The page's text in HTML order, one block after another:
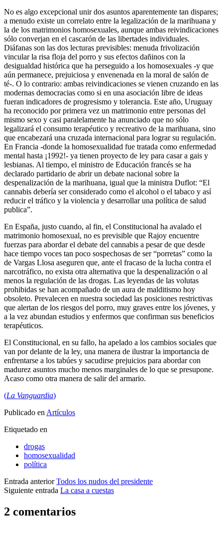
No es algo excepcional unir dos asuntos aparentemente tan dispares;
a menudo existe un correlato entre la legalización de la marihuana y
la de los matrimonios homosexuales, aunque ambas reivindicaciones
sólo converjan en el cascarón de las libertades individuales.
Diáfanas son las dos lecturas previsibles: menuda frivolización
vincular la risa floja del porro y sus efectos dañinos con la
desigualdad histórica que ha perseguido a los homosexuales -y que
aún permanece, prejuiciosa y envenenada en la moral de salón de
té-. O lo contrario: ambas reivindicaciones se vienen cruzando en las
modernas democracias como si en una asociación libre de ideas
fueran indicadores de progresismo y tolerancia. Este año, Uruguay
ha reconocido por primera vez un matrimonio entre personas del
mismo sexo y casi paralelamente ha anunciado que no sólo
legalizará el consumo terapéutico y recreativo de la marihuana, sino
que encabezará una cruzada internacional para lograr su regulación.
En Francia -donde la homosexualidad fue tratada como enfermedad
mental hasta ¡1992!- ya tienen proyecto de ley para casar a gais y
lesbianas. Al tiempo, el ministro de Educación francés se ha
declarado partidario de abrir un debate nacional sobre la
despenalización de la marihuana, igual que la ministra Duflot: “El
cannabis debería ser considerado como el alcohol o el tabaco y así
reducir el tráfico y la violencia y desarrollar una política de salud
publica”.
En España, justo cuando, al fin, el Constitucional ha avalado el
matrimonio homosexual, no es previsible que Rajoy encuentre
fuerzas para abordar el debate del cannabis a pesar de que desde
hace tiempo voces tan poco sospechosas de ser “porretas” como la
de Vargas Llosa aseguren que, ante el fracaso de la lucha contra el
narcotráfico, no exista otra alternativa que la despenalización o al
menos la regulación de las drogas. Las leyendas de las volutas
prohibidas se han acompañado de un aura de malditismo hoy
obsoleto. Prevalecen en nuestra sociedad las posiciones restrictivas
que alertan de los riesgos del porro, muy graves entre los jóvenes, y
a la vez abundan estudios y enfermos que confirman sus beneficios
terapéuticos.
El Constitucional, en su fallo, ha apelado a los cambios sociales que
van por delante de la ley, una manera de ilustrar la importancia de
enfrentarse a los tabúes y sacudirse prejuicios para abordar con
madurez asuntos mucho menos marginales de lo que se presupone.
Acaso como otra manera de salir del armario.
(La Vanguardia)
Publicado enArtículos
Etiquetado en
drogas
homosexualidad
política
Entrada anterior Todos los nudos del presidente
Siguiente entrada La casa a cuestas
2 comentarios